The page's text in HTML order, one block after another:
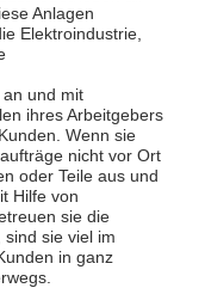
Anlagen
Elektroindustrie,
und mit
ihres Arbeitgebers
Wenn sie
nicht vor Ort
oder Teile aus und
Hilfe von
sie die
sie viel im
in ganz